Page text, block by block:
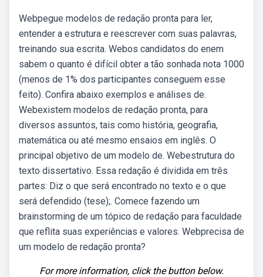
Webpegue modelos de redação pronta para ler,
entender a estrutura e reescrever com suas palavras,
treinando sua escrita. Webos candidatos do enem
sabem o quanto é difícil obter a tão sonhada nota 1000
(menos de 1% dos participantes conseguem esse
feito). Confira abaixo exemplos e análises de.
Webexistem modelos de redação pronta, para
diversos assuntos, tais como história, geografia,
matemática ou até mesmo ensaios em inglês. O
principal objetivo de um modelo de. Webestrutura do
texto dissertativo. Essa redação é dividida em três
partes: Diz o que será encontrado no texto e o que
será defendido (tese);. Comece fazendo um
brainstorming de um tópico de redação para faculdade
que reflita suas experiências e valores. Webprecisa de
um modelo de redação pronta?
For more information, click the button below.